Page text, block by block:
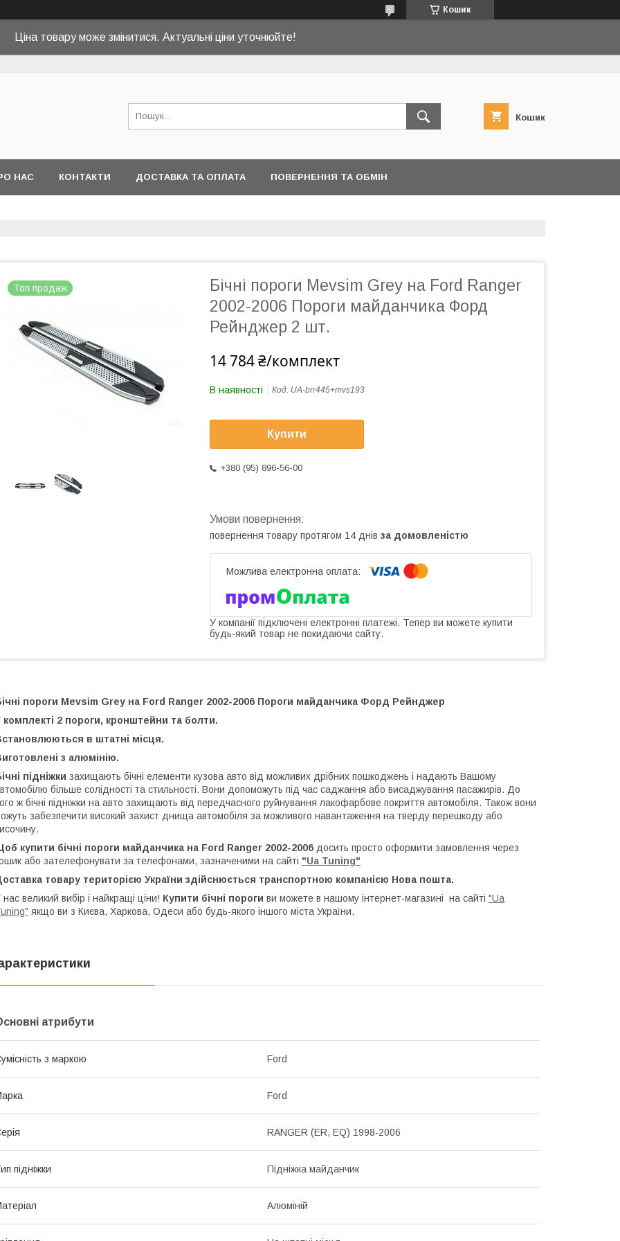
Кошик
Ціна товару може змінитися. Актуальні ціни уточнюйте!
Кошик
НАС КОНТАКТИ ДОСТАВКА ТА ОПЛАТА ПОВЕРНЕННЯ ТА ОБМІН
Топ продаж
Бічні пороги Mevsim Grey на Ford Ranger
2002-2006 Пороги майданчика Форд
Рейнджер 2 шт.
14 784 ₴/комплект
В наявності Код: UA-brr445+mvs193
Купити
+380 (95) 896-56-00
повернення товару протягом 14 днів за домовленістю
У компанії підключені електронні платежі. Тепер ви можете купити
будь-який товар не покидаючи сайту.
пороги Mevsim Grey на Ford Ranger 2002-2006 Пороги майданчика Форд Рейнджер
комплекті 2 пороги, кронштейни та болти.
в штатні місця.
з алюмінію.
підніжки захищають бічні елементи кузова авто від можливих дрібних пошкоджень і надають Вашому
більше солідності та стильності. Вони допоможуть під час саджання або висаджування пасажирів. До
ж бічні підніжки на авто захищають від передчасного руйнування лакофарбове покриття автомобіля. Також вони
забезпечити високий захист днища автомобіля за можливого навантаження на тверду перешкоду або
купити бічні пороги майданчика на Ford Ranger 2002-2006 досить просто оформити замовлення через
або зателефонувати за телефонами, зазначеними на сайті "Ua Tuning"
товару територією України здійснюється транспортною компанією Нова пошта.
нас великий вибір і найкращі ціни! Купити бічні пороги ви можете в нашому інтернет-магазині на сайті "Ua
якщо ви з Києва, Харкова, Одеси або будь-якого іншого міста України.
атрибути
з маркою Ford
Ford
RANGER (ER, EQ) 1998-2006
підніжки Підніжка майданчик
Алюміній